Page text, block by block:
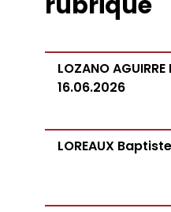
LOZANO
16.06.2026
LOREAUX